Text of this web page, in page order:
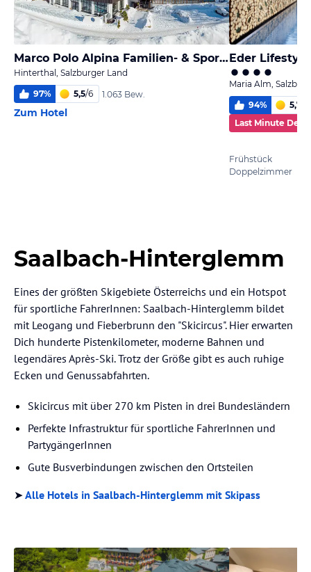
Marco Polo Alpina Familien- & Sporthotel
Hinterthal, Salzburger Land
97% 5,5/6 1.063 Bew.
Zum Hotel
Eder
Maria Alm,
94% 5,7
Last Minute Deal
Frühstück
Doppelzimmer
Saalbach-Hinterglemm
Eines der größten Skigebiete Österreichs und ein Hotspot
für sportliche FahrerInnen: Saalbach-Hinterglemm bildet
mit Leogang und Fieberbrunn den "Skicircus". Hier erwarten
Dich hunderte Pistenkilometer, moderne Bahnen und
legendäres Après-Ski. Trotz der Größe gibt es auch ruhige
Ecken und Genussabfahrten.
Skicircus mit über 270 km Pisten in drei Bundesländern
Perfekte Infrastruktur für sportliche FahrerInnen und
PartygängerInnen
Gute Busverbindungen zwischen den Ortsteilen
➤Alle Hotels in Saalbach-Hinterglemm mit Skipass